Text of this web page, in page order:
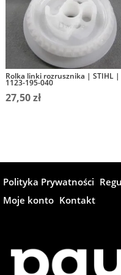
Rolka linki rozrusznika | STIHL |
1123-195-040
27,50zł
Polityka Prywatności
Moje konto Kontakt